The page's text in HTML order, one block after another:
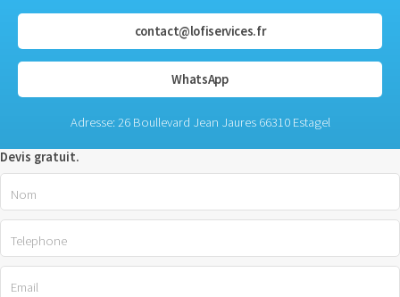
contact@lofiservices.fr
WhatsApp
Adresse: 26 Boullevard Jean Jaures 66310 Estagel
Devis gratuit.